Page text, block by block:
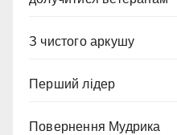
З чистого аркушу
Перший лідер
Повернення Мудрика